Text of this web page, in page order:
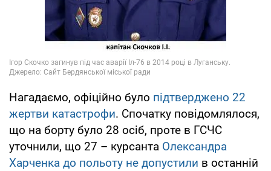
Нагадаємо, офіційно було підтверджено 22
жертви катастрофи. Спочатку повідомлялося,
що на борту було 28 осіб, проте в ГСЧС
уточнили, що 27 – курсанта Олександра
Харченка до польоту не допустили в останній